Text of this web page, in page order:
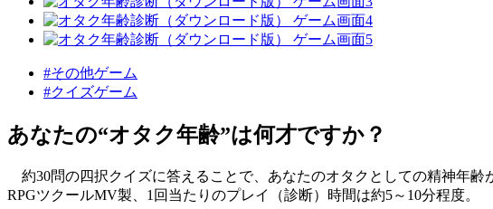
#その他ゲーム
#クイズゲーム
あなたの“オタク年齢”は何才ですか？
約30問の四択クイズに答えることで、あなたのオタクとしての精神年齢
RPGツクールMV製、1回当たりのプレイ（診断）時間は約5～10分程度。